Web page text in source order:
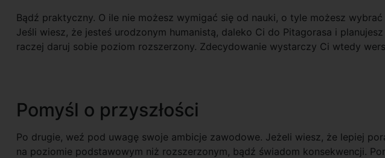
Bądź praktyczny. O ile nie możesz wymigać się od nauki, o tyle możesz wybrać
Jeśli wiesz, że jesteś urodzonym humanistą, daleko Ci do Pitagorasa i
raczej daruj sobie poziom rozszerzony. Zdecydowanie wystarczy Ci wtedy
Pomyśl o przyszłości
Po drugie, weź pod uwagę swoje ambicje zawodowe. Jeżeli wiesz, że lepiej
na poziomie podstawowym niż rozszerzonym, bądź świadom konsekwencji.